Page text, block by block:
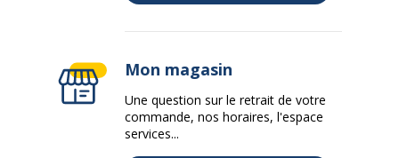
Mon magasin
Une question sur le retrait de votre
commande, nos horaires, l'espace
services...